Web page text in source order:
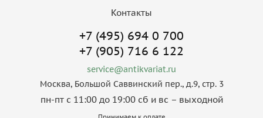
Контакты
+7 (495) 694 0 700
+7 (905) 716 6 122
service@antikvariat.ru
Москва, Большой Саввинский пер., д.9, стр. 3
пн-пт с 11:00 до 19:00 сб и вс – выходной